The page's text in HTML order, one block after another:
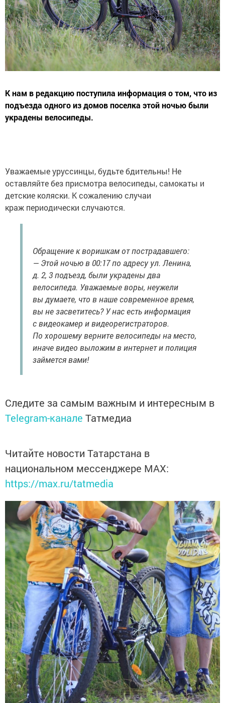
К нам в редакцию поступила информация о том, что из
подъезда одного из домов поселка этой ночью были
украдены велосипеды.
Уважаемые уруссинцы, будьте бдительны! Не
оставляйте без присмотра велосипеды, самокаты и
детские коляски. К сожалению случаи
краж периодически случаются.
Обращение к воришкам от пострадавшего:
— Этой ночью в 00:17 по адресу ул. Ленина,
д. 2, 3 подъезд, были украдены два
велосипеда. Уважаемые воры, неужели
вы думаете, что в наше современное время,
вы не засветитесь? У нас есть информация
с видеокамер и видеорегистраторов.
По хорошему верните велосипеды на место,
иначе видео выложим в интернет и полиция
займется вами!
Следите за самым важным и интересным в
Telegram-канале Татмедиа
Читайте новости Татарстана в
национальном мессенджере MАХ:
https://max.ru/tatmedia